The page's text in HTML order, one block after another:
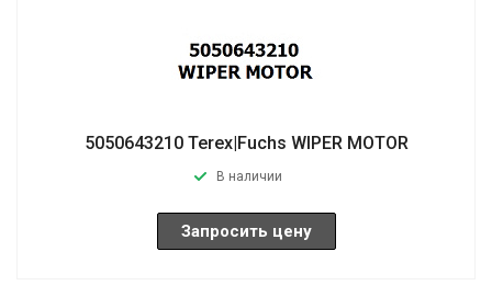
5050643210 Terex|Fuchs WIPER MOTOR
В наличии
Запросить цену